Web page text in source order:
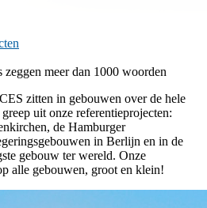
zeggen meer dan 1000 woorden
zitten in gebouwen over de hele
uit onze referentieprojecten:
de Hamburger
in Berlijn en in de
gebouw ter wereld. Onze
alle gebouwen, groot en klein!